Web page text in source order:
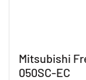
Mitsubishi
050SC-EC